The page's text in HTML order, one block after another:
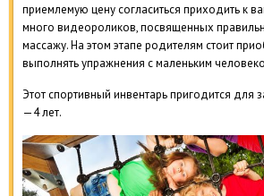
приемлемую цену согласиться приходить к
много видеороликов, посвященных
массажу. На этом этапе родителям стоит
выполнять упражнения с маленьким
Этот спортивный инвентарь пригодится для
—4 лет.